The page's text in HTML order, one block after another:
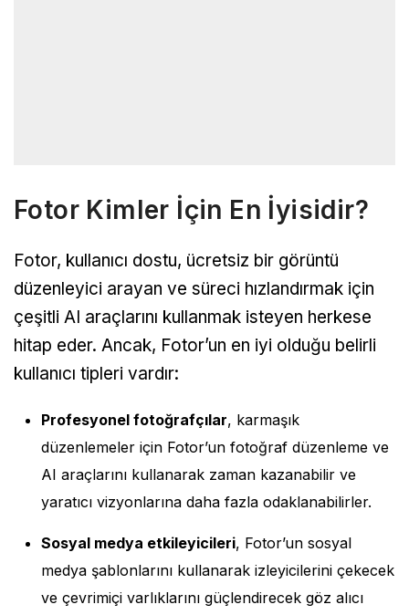
Fotor Kimler İçin En İyisidir?
Fotor, kullanıcı dostu, ücretsiz bir görüntü
düzenleyici arayan ve süreci hızlandırmak için
çeşitli AI araçlarını kullanmak isteyen herkese
hitap eder. Ancak, Fotor’un en iyi olduğu belirli
kullanıcı tipleri vardır:
Profesyonel fotoğrafçılar, karmaşık
düzenlemeler için Fotor’un fotoğraf düzenleme ve
AI araçlarını kullanarak zaman kazanabilir ve
yaratıcı vizyonlarına daha fazla odaklanabilirler.
Sosyal medya etkileyicileri, Fotor’un sosyal
medya şablonlarını kullanarak izleyicilerini çekecek
ve çevrimiçi varlıklarını güçlendirecek göz alıcı